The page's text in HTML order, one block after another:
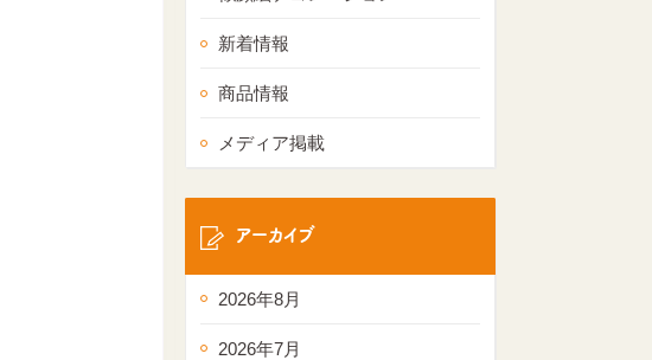
新着情報
商品情報
メディア掲載
アーカイブ
2026年8月
2026年7月